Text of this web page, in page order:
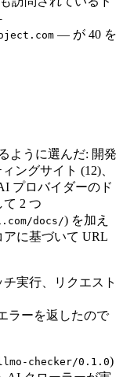
— が 40 を
ように選んだ: 開発
ングサイト (12)、
プロバイダーのド
2 つ
docs/) を加え
に基づいて URL
チ実行、リクエスト
ラーを返したので
checker/0.1.0)